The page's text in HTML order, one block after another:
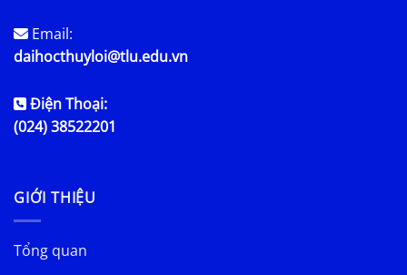
Email:
daihocthuyloi@tlu.edu.vn
Điện Thoại:
(024) 38522201
GIỚI THIỆU
Tổng quan